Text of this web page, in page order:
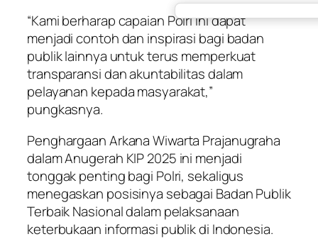
“Kami berharap capaian Polri ini dapat
menjadi contoh dan inspirasi bagi badan
publik lainnya untuk terus memperkuat
transparansi dan akuntabilitas dalam
pelayanan kepada masyarakat,”
pungkasnya.
Penghargaan Arkana Wiwarta Prajanugraha
dalam Anugerah KIP 2025 ini menjadi
tonggak penting bagi Polri, sekaligus
menegaskan posisinya sebagai Badan Publik
Terbaik Nasional dalam pelaksanaan
keterbukaan informasi publik di Indonesia.